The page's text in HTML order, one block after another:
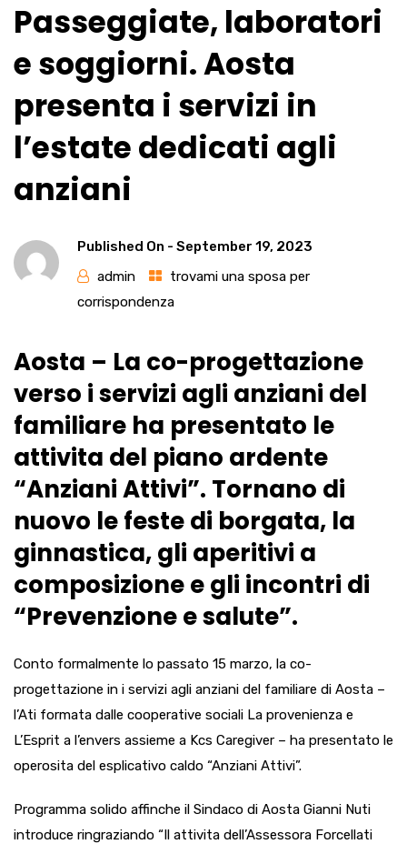
Passeggiate, laboratori
e soggiorni. Aosta
presenta i servizi in
l’estate dedicati agli
anziani
Published On - September 19, 2023
admin
trovami una sposa per
corrispondenza
Aosta – La co-progettazione
verso i servizi agli anziani del
familiare ha presentato le
attivita del piano ardente
“Anziani Attivi”. Tornano di
nuovo le feste di borgata, la
ginnastica, gli aperitivi a
composizione e gli incontri di
“Prevenzione e salute”.
Conto formalmente lo passato 15 marzo, la co-
progettazione in i servizi agli anziani del familiare di Aosta –
l’Ati formata dalle cooperative sociali La provenienza e
L’Esprit a l’envers assieme a Kcs Caregiver – ha presentato le
operosita del esplicativo caldo “Anziani Attivi”.
Programma solido affinche il Sindaco di Aosta Gianni Nuti
introduce ringraziando “Il attivita dell’Assessora Forcellati